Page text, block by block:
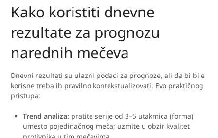
Kako koristiti dnevne
rezultate za prognozu
narednih mečeva
Dnevni rezultati su ulazni podaci za prognoze, ali da bi bile
korisne treba ih pravilno kontekstualizovati. Evo praktičnog
pristupa:
Trend analiza: pratite serije od 3–5 utakmica (forma)
umesto pojedinačnog meča; uzmite u obzir kvalitet
protivnika u tim mečevima.